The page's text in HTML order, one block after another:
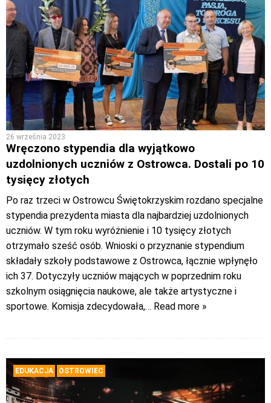
26 września 2023
Wręczono stypendia dla wyjątkowo
uzdolnionych uczniów z Ostrowca. Dostali po 10
tysięcy złotych
Po raz trzeci w Ostrowcu Świętokrzyskim rozdano specjalne
stypendia prezydenta miasta dla najbardziej uzdolnionych
uczniów. W tym roku wyróżnienie i 10 tysięcy złotych
otrzymało sześć osób. Wnioski o przyznanie stypendium
składały szkoły podstawowe z Ostrowca, łącznie wpłynęło
ich 37. Dotyczyły uczniów mających w poprzednim roku
szkolnym osiągnięcia naukowe, ale także artystyczne i
sportowe. Komisja zdecydowała,… Read more »
EDUKACJA OSTROWIEC